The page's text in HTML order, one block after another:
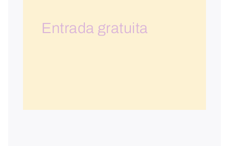
Entrada gratuita